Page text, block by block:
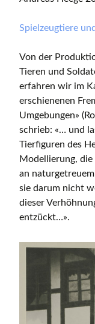
Spielzeugtiere
Von der
Tieren und
erfahren wir im
erschienenen
Umgebungen»
schrieb: «… und
Tierfiguren des
Modellierung, die
an
sie darum nicht
dieser
entzückt…».